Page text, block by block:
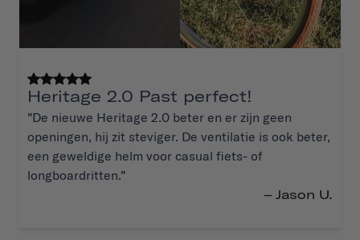
Heritage 2.0 Past perfect!
"De nieuwe Heritage 2.0 beter en er zijn geen
openingen, hij zit steviger. De ventilatie is ook beter,
een geweldige helm voor casual fiets- of
longboardritten."
– Jason U.